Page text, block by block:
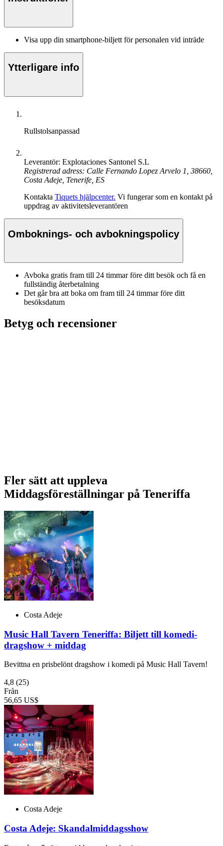
Visa upp din smartphone-biljett för personalen vid inträde
Ytterligare info
Rullstolsanpassad
Leverantör: Explotaciones Santonel S.L
Registrerad adress: Calle Fernando Lopez Arvelo 1, 38660,
Costa Adeje, Tenerife, ES
Kontakta Tiquets hjälpcenter. Vi fungerar som en kontakt på
uppdrag av aktivitetsleverantören
Omboknings- och avbokningspolicy
Avboka gratis fram till 24 timmar före ditt besök och få en
fullständig återbetalning
Det går bra att boka om fram till 24 timmar före ditt
besöksdatum
Betyg och recensioner
Fler sätt att uppleva
Middagsföreställningar på Teneriffa
Costa Adeje
Music Hall Tavern Teneriffa: Biljett till komedi-
dragshow + middag
Bevittna en prisbelönt dragshow i komedi på Music Hall Tavern!
4,8 (25)
Från
56,65 US$
Costa Adeje
Costa Adeje: Skandalmiddagsshow